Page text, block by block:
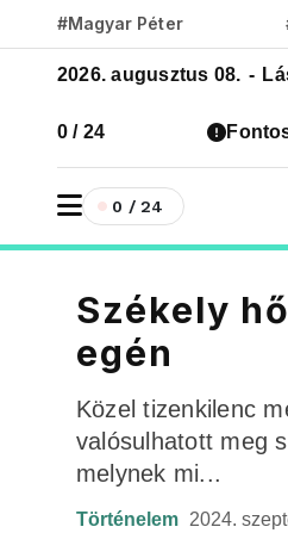
#Magyar Péter
2026. augusztus 08. -
0 / 24
0 / 24
Székely
egén
Közel tizenkilenc
valósulhatott meg
melynek mi...
Történelem 2024.